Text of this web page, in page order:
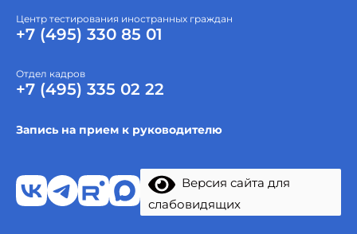
Центр тестирования иностранных граждан
+7 (495) 330 85 01
Отдел кадров
+7 (495) 335 02 22
Запись на прием к руководителю
Версия сайта для
слабовидящих